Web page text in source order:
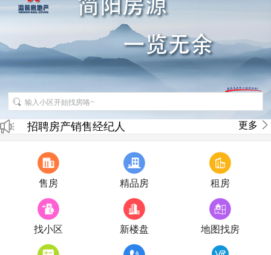
招聘房产销售经纪人
房产直播
更多
售房 精品房 租房
找小区 新楼盘 地图找房